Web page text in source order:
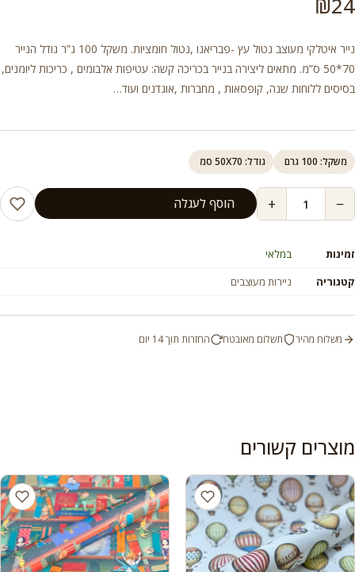
נייר איטלקי מעוצב נטול עץ -פבריאנו ,נטול חומציות. משקל 100 ג”ר גודל הנייר
70*50 ס”מ. מתאים ליצירה בנייר בכריכה קשה: עטיפות אלבומים , כריכות ליומנים,
בסיסים ללוחות שנה, קופסאות , מחברות ,אוגדנים ועוד…
משקל: 100 גרם גודל: 50X70 סמ
−
+ הוסף לעגלה
זמינות
במלאי
קטגוריה
ניירות מעוצבים
משלוח מהיר תשלום מאובטח החזרות תוך 14 יום
מוצרים קשורים